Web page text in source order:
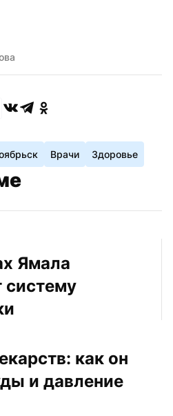
Врачи Здоровье
Ямала
как он
и давление